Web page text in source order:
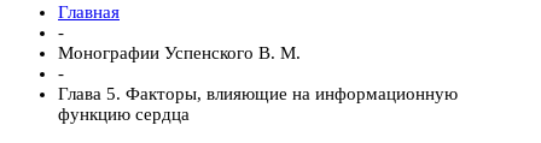
Главная
-
Монографии Успенского В. М.
-
Глава 5. Факторы, влияющие на информационную
функцию сердца